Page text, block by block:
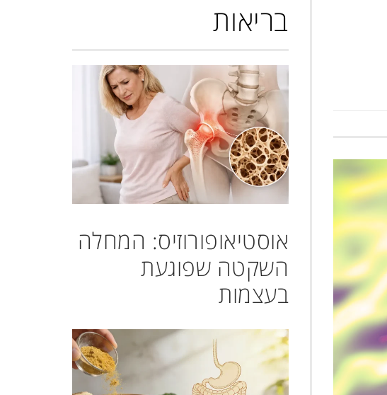
בריאות
אוסטיאופורוזיס: המחלה
השקטה שפוגעת
בעצמות